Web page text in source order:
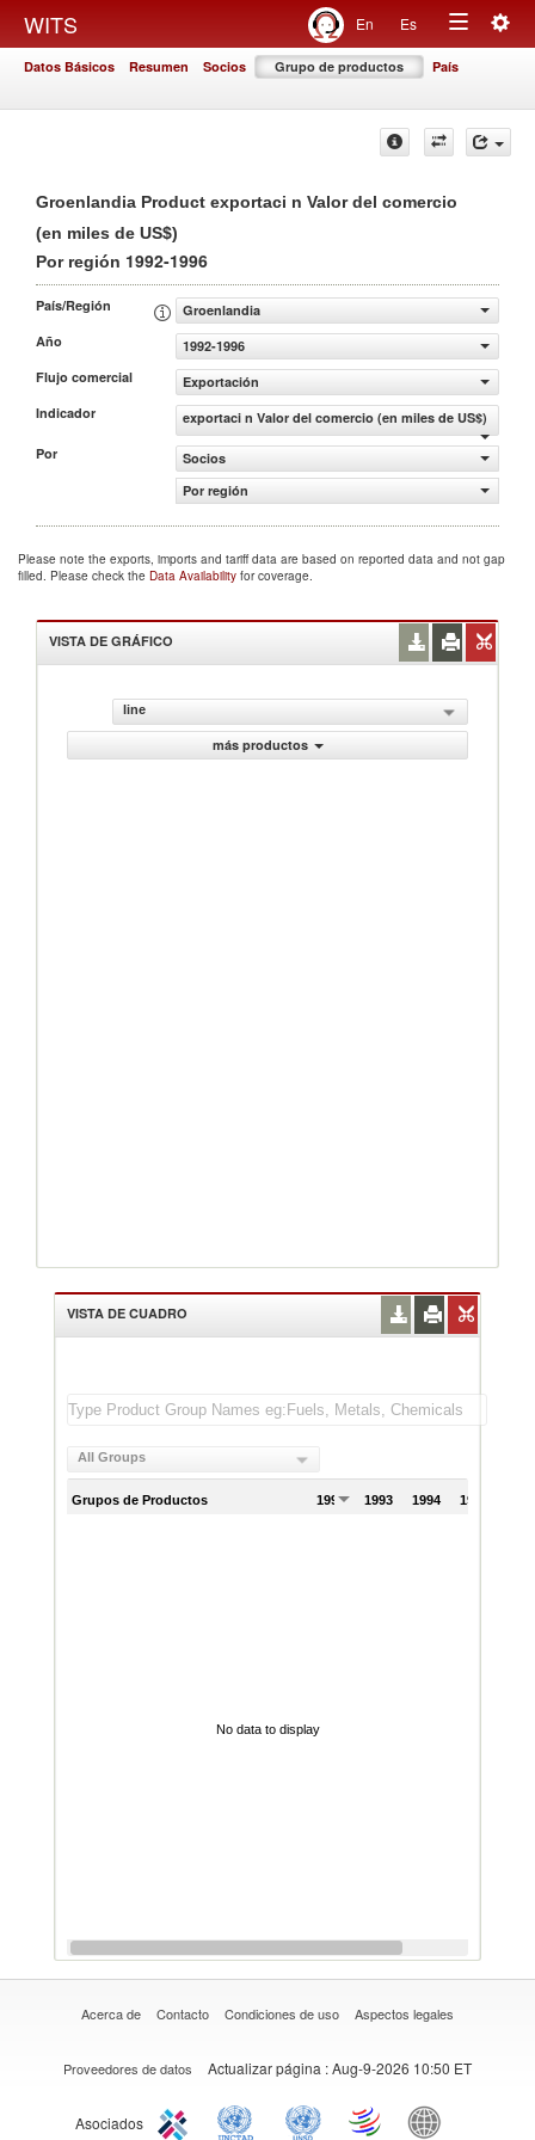
WITS En Es
Toggle
Datos Básicos Resumen Socios Grupo de productos País
Groenlandia Product exportaci n Valor del comercio
(en miles de US$)
Por región 1992-1996
País/Región
Groenlandia
Año
1992-1996
Flujo comercial
Exportación
Indicador
exportaci n Valor del comercio (en miles de US$)
Por
Socios
Por región
Please note the exports, imports and tariff data are based on reported data and not gap
filled. Please check the Data Availability for coverage.
VISTA DE GRÁFICO
line
más productos
VISTA DE CUADRO
All Groups
Grupos de Productos 1992 1993 1994 1995
No data to display
Acerca de Contacto Condiciones de uso Aspectos legales
Proveedores de datos Actualizar página : Aug-9-2026 10:50 ET
Asociados